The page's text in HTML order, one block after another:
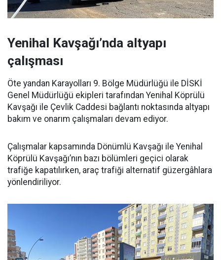
Yenihal Kavşağı’nda altyapı
çalışması
Öte yandan Karayolları 9. Bölge Müdürlüğü ile DİSKİ
Genel Müdürlüğü ekipleri tarafından Yenihal Köprülü
Kavşağı ile Çevlik Caddesi bağlantı noktasında altyapı
bakım ve onarım çalışmaları devam ediyor.
Çalışmalar kapsamında Dönümlü Kavşağı ile Yenihal
Köprülü Kavşağı’nın bazı bölümleri geçici olarak
trafiğe kapatılırken, araç trafiği alternatif güzergâhlara
yönlendiriliyor.